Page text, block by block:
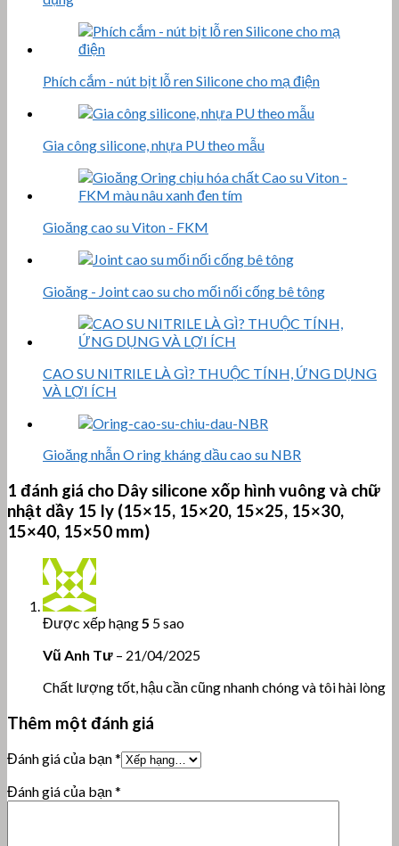
Phích cắm - nút bịt lỗ ren Silicone cho mạ điện
Gia công silicone, nhựa PU theo mẫu
Gioăng cao su Viton - FKM
Gioăng - Joint cao su cho mối nối cống bê tông
CAO SU NITRILE LÀ GÌ? THUỘC TÍNH, ỨNG DỤNG
VÀ LỢI ÍCH
Gioăng nhẫn O ring kháng dầu cao su NBR
1 đánh giá cho Dây silicone xốp hình vuông và chữ
nhật dầy 15 ly (15×15, 15×20, 15×25, 15×30,
15×40, 15×50 mm)
Được xếp hạng 5 5 sao
Vũ Anh Tư – 21/04/2025
Chất lượng tốt, hậu cần cũng nhanh chóng và tôi hài lòng
Thêm một đánh giá
Đánh giá của bạn*
Đánh giá của bạn*